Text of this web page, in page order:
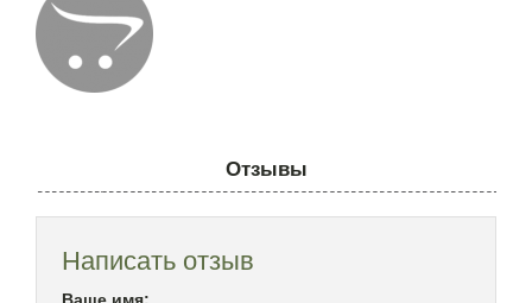
Отзывы
Написать отзыв